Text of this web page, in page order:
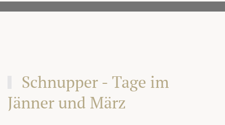
Schnupper - Tage im
Jänner und März